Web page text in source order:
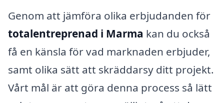
Genom att jämföra olika erbjudanden för
totalentreprenad i Marma kan du också
få en känsla för vad marknaden erbjuder,
samt olika sätt att skräddarsy ditt projekt.
Vårt mål är att göra denna process så lätt